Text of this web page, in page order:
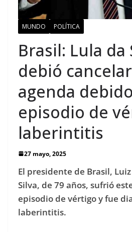
MUNDO POLÍTICA
Brasil: Lula da
debió
agenda
episodio de
laberintitis
27 mayo, 2025
El presidente de Brasil,
Silva, de 79 años, sufrió
episodio de vértigo y fue
laberintitis.